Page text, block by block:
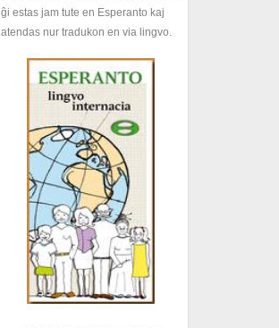
ĝi estas jam tute en Esperanto kaj
atendas nur tradukon en via lingvo.